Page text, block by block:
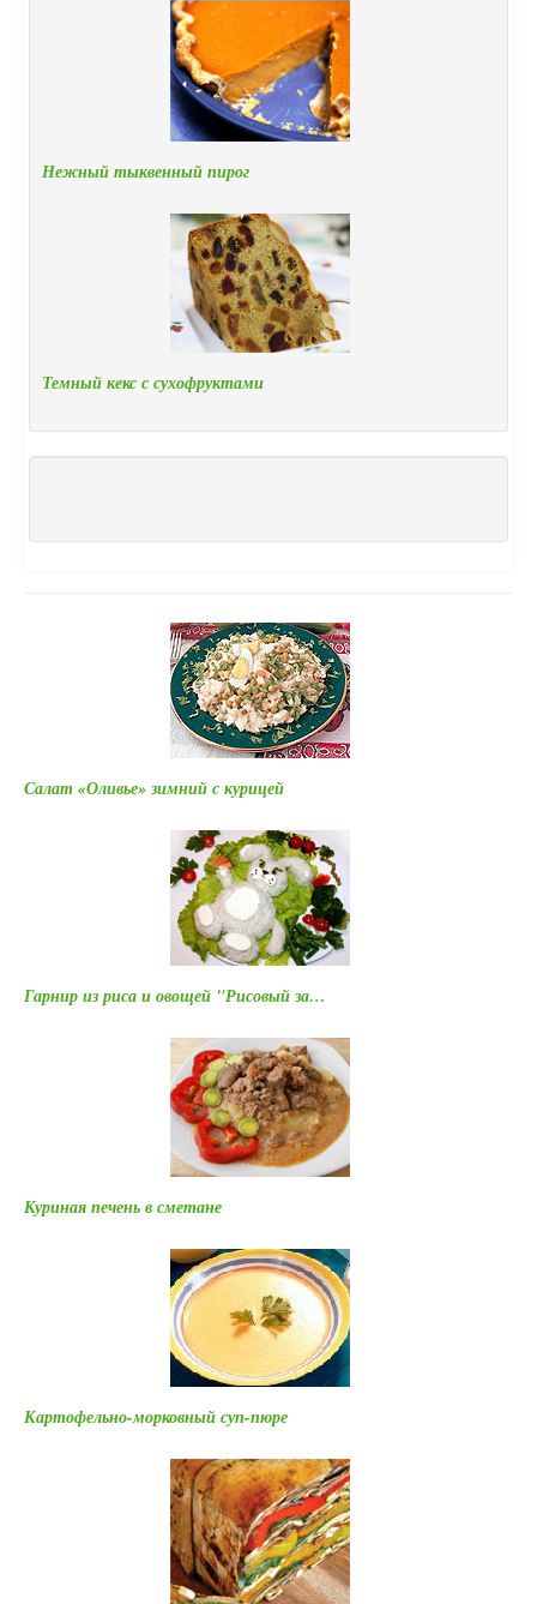
Нежный тыквенный пирог
Темный кекс с сухофруктами
Салат «Оливье» зимний с курицей
Гарнир из риса и овощей "Рисовый за…
Куриная печень в сметане
Картофельно-морковный суп-пюре